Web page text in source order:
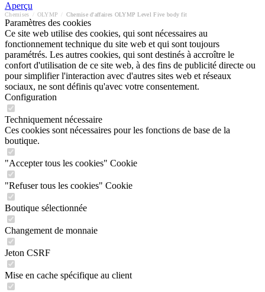
Aperçu
Chemises OLYMP Chemise d'affaires OLYMP Level Five body fit
Paramètres des cookies
Ce site web utilise des cookies, qui sont nécessaires au
fonctionnement technique du site web et qui sont toujours
paramétrés. Les autres cookies, qui sont destinés à accroître le
confort d'utilisation de ce site web, à des fins de publicité directe ou
pour simplifier l'interaction avec d'autres sites web et réseaux
sociaux, ne sont définis qu'avec votre consentement.
Configuration
Techniquement nécessaire
Ces cookies sont nécessaires pour les fonctions de base de la
boutique.
"Accepter tous les cookies" Cookie
"Refuser tous les cookies" Cookie
Boutique sélectionnée
Changement de monnaie
Jeton CSRF
Mise en cache spécifique au client